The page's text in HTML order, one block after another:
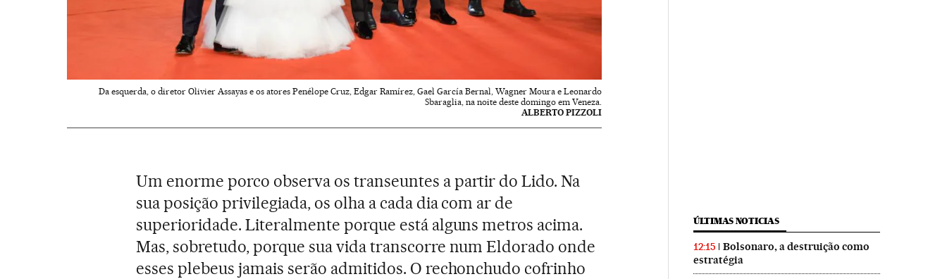
Da esquerda, o diretor Olivier Assayas e os atores Penélope Cruz, Edgar Ramírez, Gael García Bernal, Wagner Moura e Leonardo
Sbaraglia, na noite deste domingo em Veneza.
ALBERTO PIZZOLI
Um enorme porco observa os transeuntes a partir do Lido. Na
sua posição privilegiada, os olha a cada dia com ar de
superioridade. Literalmente porque está alguns metros acima.
Mas, sobretudo, porque sua vida transcorre num Eldorado onde
esses plebeus jamais serão admitidos. O rechonchudo cofrinho
ÚLTIMAS NOTICIAS
12:15
Bolsonaro, a destruição como
estratégia